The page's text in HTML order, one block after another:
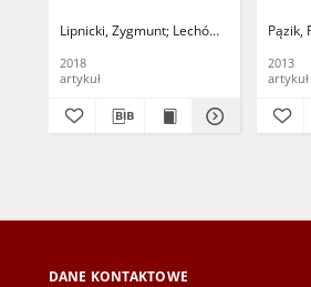
Lipnicki, Zygmunt Lechów, Hanna
2018
artykuł
Pązik,
2013
artykuł
DANE KONTAKTOWE